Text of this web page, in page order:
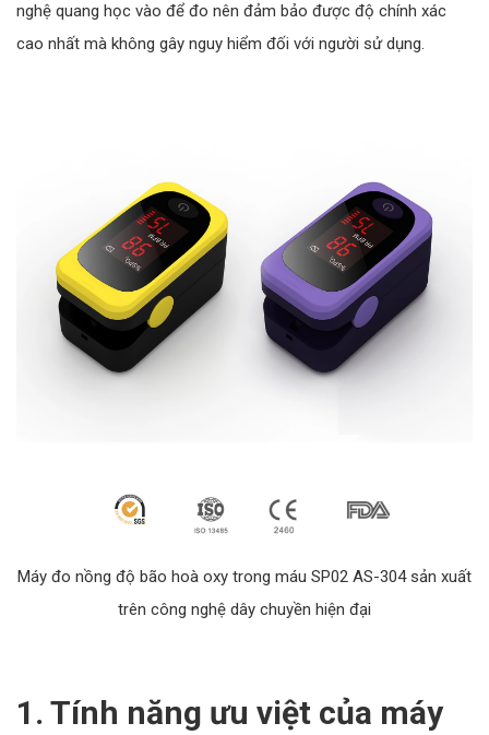
nghệ quang học vào để đo nên đảm bảo được độ chính xác
cao nhất mà không gây nguy hiểm đối với người sử dụng.
Máy đo nồng độ bão hoà oxy trong máu SP02 AS-304 sản xuất
trên công nghệ dây chuyền hiện đại
1. Tính năng ưu việt của máy